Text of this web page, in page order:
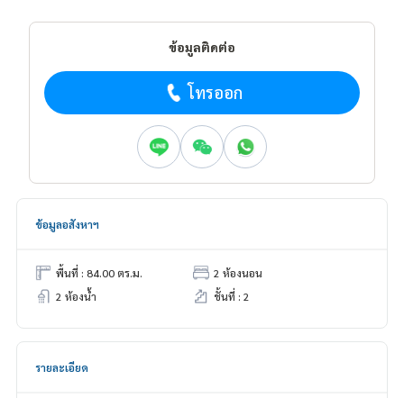
ข้อมูลติดต่อ
โทรออก
ข้อมูลอสังหาฯ
พื้นที่ : 84.00 ตร.ม.
2 ห้องนอน
2 ห้องน้ำ
ชั้นที่ : 2
รายละเอียด